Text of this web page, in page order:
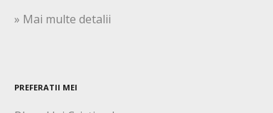
» Mai multe detalii
PREFERATII MEI